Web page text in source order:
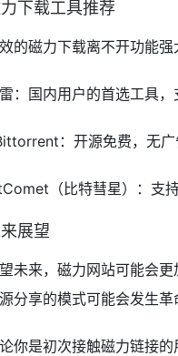
下载工具推荐
的磁力下载离不开功能
：国内用户的首选工具，
：开源免费，无广
（比特彗星）：支
展望
未来，磁力网站可能会
分享的模式可能会发生
你是初次接触磁力链接